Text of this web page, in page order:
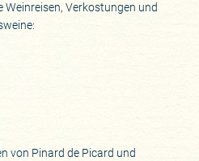
Weinreisen, Verkostungen und
Seite
YouTube-Seite
von Pinard de Picard und